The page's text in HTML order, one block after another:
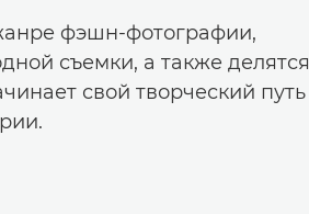
фэшн-фотографии,
съемки, а также делятся
свой творческий путь